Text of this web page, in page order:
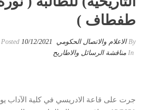
طفطاف )
By الاعلام والاتصال الحكومي
10/12/2021
مناقشة الرسائل والاطاريح